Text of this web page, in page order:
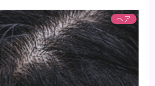
1番不要なものは『乳液』だと思っ
ると化粧水と変わらない(乳濁剤で
で粘度付けてるだけの)ものが多す
油分を足したいならクリームがあ
こ10年くらい乳液は使ってません
ヘア